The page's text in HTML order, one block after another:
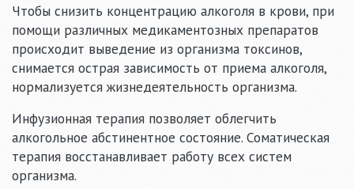
Чтобы снизить концентрацию алкоголя в крови, при
помощи различных медикаментозных препаратов
происходит выведение из организма токсинов,
снимается острая зависимость от приема алкоголя,
нормализуется жизнедеятельность организма.
Инфузионная терапия позволяет облегчить
алкогольное абстинентное состояние. Соматическая
терапия восстанавливает работу всех систем
организма.